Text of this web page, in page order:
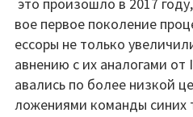
в
это произошло в 2017
вое первое поколение
ессоры не только
авнению с их аналогами
авались по более низкой
ложениями команды синих